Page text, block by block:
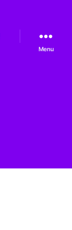
Menu